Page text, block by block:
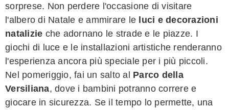
sorprese. Non perdere l'occasione di visitare
l'albero di Natale e ammirare le luci e decorazioni
natalizie che adornano le strade e le piazze. I
giochi di luce e le installazioni artistiche renderanno
l'esperienza ancora più speciale per i più piccoli.
Nel pomeriggio, fai un salto al Parco della
Versiliana, dove i bambini potranno correre e
giocare in sicurezza. Se il tempo lo permette, una